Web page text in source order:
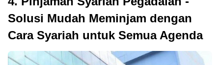
Solusi Mudah Meminjam dengan
Cara Syariah untuk Semua Agenda